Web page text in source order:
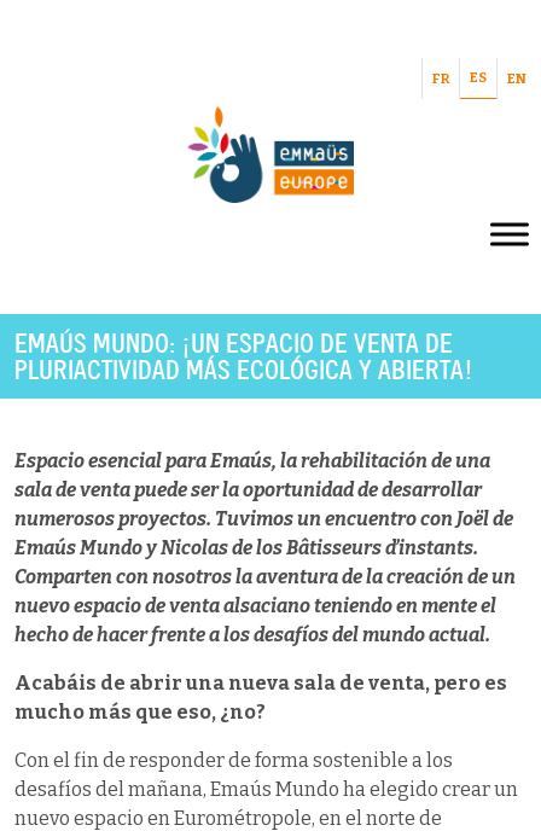
FR ES EN
EMAÚS MUNDO: ¡UN ESPACIO DE VENTA DE
PLURIACTIVIDAD MÁS ECOLÓGICA Y ABIERTA!
Espacio esencial para Emaús, la rehabilitación de una
sala de venta puede ser la oportunidad de desarrollar
numerosos proyectos. Tuvimos un encuentro con Joël de
Emaús Mundo y Nicolas de los Bâtisseurs d’instants.
Comparten con nosotros la aventura de la creación de un
nuevo espacio de venta alsaciano teniendo en mente el
hecho de hacer frente a los desafíos del mundo actual.
Acabáis de abrir una nueva sala de venta, pero es
mucho más que eso, ¿no?
Con el fin de responder de forma sostenible a los
desafíos del mañana, Emaús Mundo ha elegido crear un
nuevo espacio en Eurométropole, en el norte de